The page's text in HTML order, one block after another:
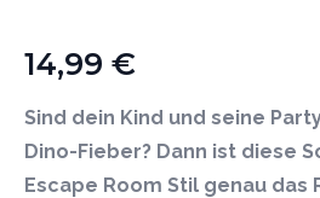
14,99 €
Sind dein Kind und seine
Dino-Fieber? Dann ist diese
Escape Room Stil genau das